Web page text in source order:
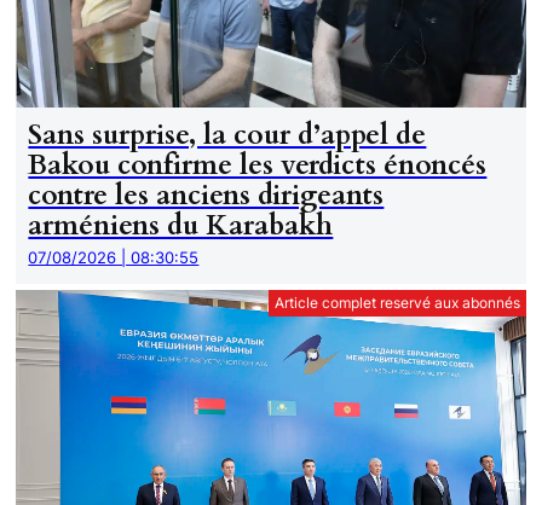
Sans surprise, la cour d’appel de
Bakou confirme les verdicts énoncés
contre les anciens dirigeants
arméniens du Karabakh
07/08/2026 | 08:30:55
Article complet reservé aux abonnés